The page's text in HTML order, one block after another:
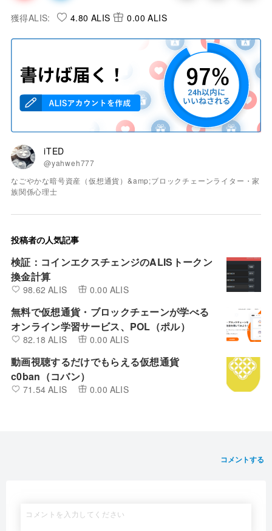
獲得ALIS: 4.80 ALIS 0.00 ALIS
iTED
@yahweh777
なごやかな暗号資産（仮想通貨）&amp;ブロックチェーンライター・家
族関係心理士
投稿者の人気記事
検証：コインエクスチェンジのALISトークン
換金計算
98.62 ALIS 0.00 ALIS
無料で仮想通貨・ブロックチェーンが学べる
オンライン学習サービス、POL（ポル）
82.18 ALIS 0.00 ALIS
動画視聴するだけでもらえる仮想通貨
c0ban（コバン）
71.54 ALIS 0.00 ALIS
コメントする